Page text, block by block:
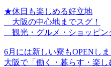
★休日も楽しめる好立地
大阪の中心地までスグ！
観光・グルメ・ショッピン
6月には新しい寮もOPENしま
大阪で「働く・暮らす・楽し